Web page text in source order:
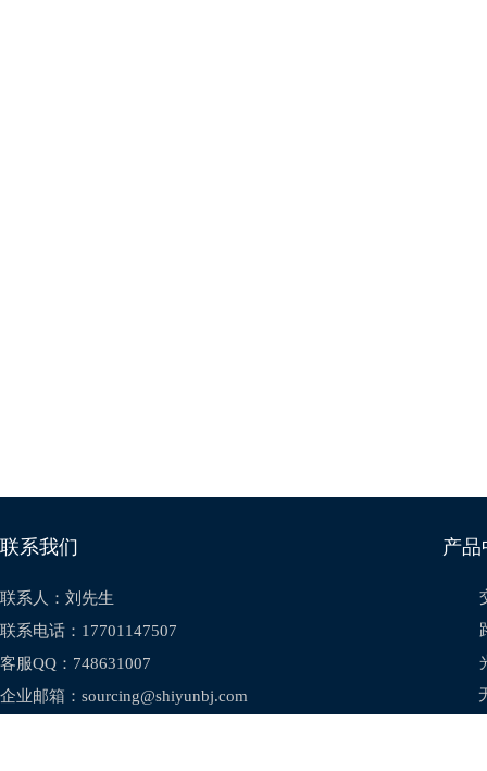
联系人：刘先生
联系电话： 17701147507
客服QQ：748631007
企业邮箱：sourcing@shiyunbj.com
联系我们 产品中心